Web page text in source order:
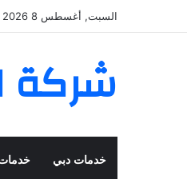
السبت, أغسطس 8 2026
شركة
خدمات دبي